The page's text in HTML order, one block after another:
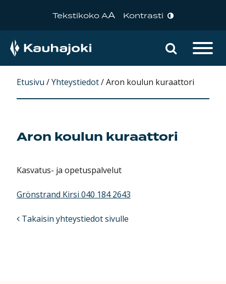
Tekstikoko AA Kontrasti
Päävalikko Hae
Etusivu /Yhteystiedot/Aron koulun kuraattori
Aron koulun kuraattori
Kasvatus- ja opetuspalvelut
Grönstrand Kirsi 040 184 2643
Takaisin yhteystiedot sivulle